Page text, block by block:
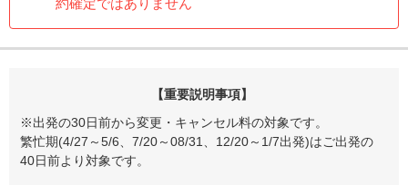
【重要説明事項】
※出発の30日前から変更・キャンセル料の対象です。
繁忙期(4/27～5/6、7/20～08/31、12/20～1/7出発)はご出発の
40日前より対象です。